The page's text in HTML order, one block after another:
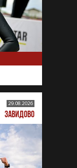
29.08.2026
ЗАВИДОВО